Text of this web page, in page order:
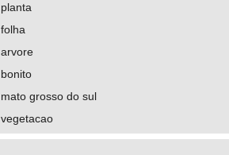
planta
folha
arvore
bonito
mato grosso do sul
vegetacao